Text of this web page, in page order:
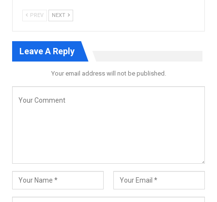
PREV NEXT
Leave A Reply
Your email address will not be published.